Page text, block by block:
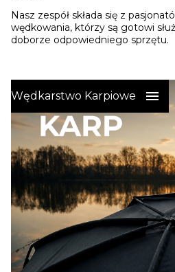
Nasz zespół składa się z
wędkowania, którzy są gotowi
doborze odpowiedniego sprzętu.
Wędkarstwo Karpiowe